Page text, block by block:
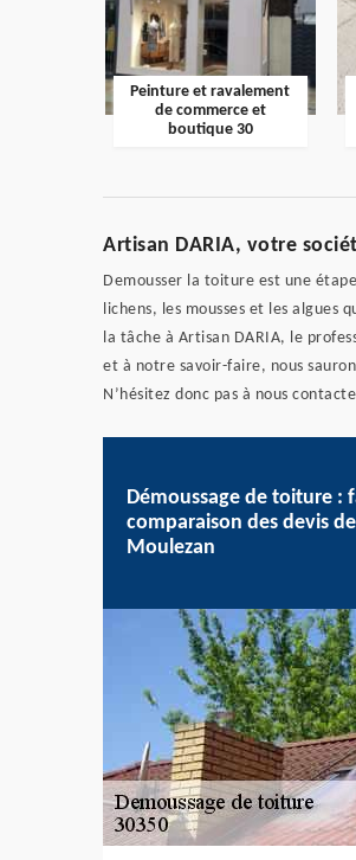
Peinture et ravalement
de commerce et
boutique 30
Artisan DARIA, votre
Demousser la toiture est une
lichens, les mousses et les algues
la tâche à Artisan DARIA, le
et à notre savoir-faire, nous
N’hésitez donc pas à nous
Démoussage de toiture :
comparaison des devis
Moulezan